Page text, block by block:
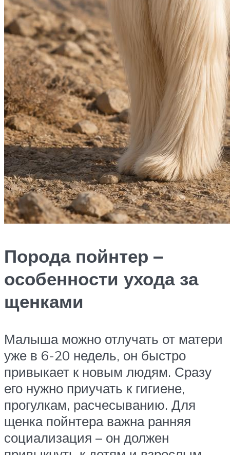
Порода пойнтер –
особенности ухода за
щенками
Малыша можно отлучать от матери
уже в 6-20 недель, он быстро
привыкает к новым людям. Сразу
его нужно приучать к гигиене,
прогулкам, расчесыванию. Для
щенка пойнтера важна ранняя
социализация – он должен